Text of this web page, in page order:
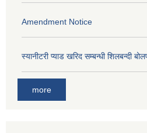
Amendment Notice
स्यानीटरी प्याड खरिद सम्बन्धी शिलबन्दी
more